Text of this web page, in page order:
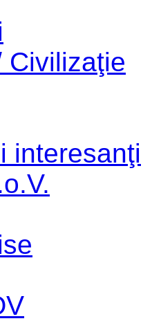
Civilizaţie
interesanţi